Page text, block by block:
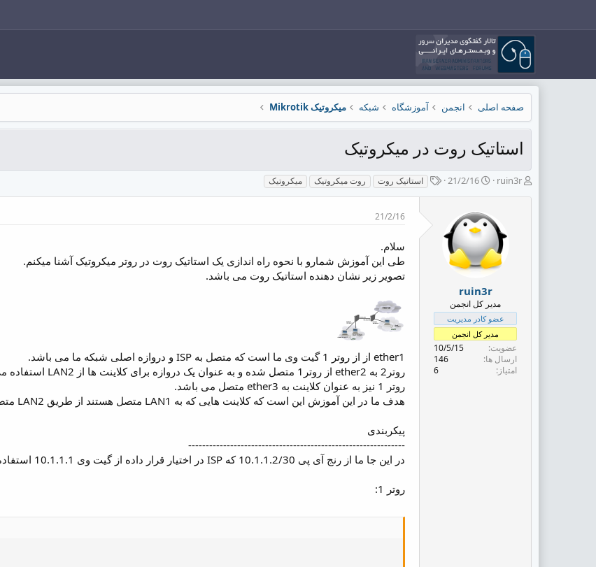
صفحه اصلی انجمن آموزشگاه شبکه میکروتیک Mikrotik
استاتیک روت در میکروتیک
ش
ruin3r
ت
ی
خ
ش
ر
و
21/2/16
ب
ر
س
پ
استاتیک روت روت میکروتیک میکروتیک
ruin3r
مدیر کل انجمن
عضو کادر مدیریت
مدیر کل انجمن
عضویت
10/5/15
ارسال ها
146
امتیاز
6
21/2/16
سلام.
طی این آموزش شمارو با نحوه راه اندازی یک استاتیک روت در روتر میکروتیک آشنا میکنم.
تصویر زیر نشان دهنده استاتیک روت می باشد.
ether1 از از روتر 1 گیت وی ما است که متصل به ISP و دروازه اصلی شبکه ما می باشد.
روتر2 به ether2 از روتر1 متصل شده و به عنوان یک دروازه برای کلاینت ها از LAN2 استفاده می کند.
روتر 1 نیز به عنوان کلاینت به ether3 متصل می باشد.
هدف ما در این آموزش این است که کلاینت هایی که به LAN1 متصل هستند از طریق LAN2 متصل شده و به اینترنت دسترسی پیدا کنند.
پیکربندی
--------------------------------------------------------------
در این جا ما از رنج آی پی 10.1.1.2/30 که ISP در اختیار قرار داده از گیت وی 10.1.1.1 استفاده میکنیم.
روتر 1: